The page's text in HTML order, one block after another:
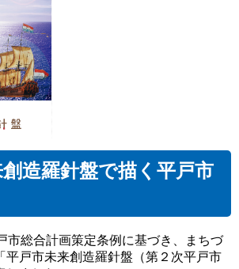
造羅針盤で描く平戸市
市総合計画策定条例に基づき、まちづ
平戸市未来創造羅針盤（第２次平戸市